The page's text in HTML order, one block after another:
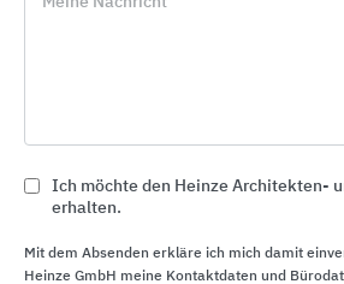
Bedürfnissen an.
Ich möchte den Heinze Architekten-
erhalten.
Mit dem Absenden erkläre ich mich damit
Heinze GmbH meine Kontaktdaten und